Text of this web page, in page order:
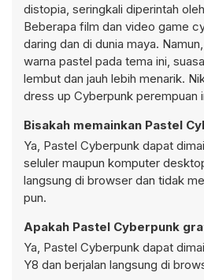
distopia, seringkali diperintah
Beberapa film dan video game
daring dan di dunia maya.
warna pastel pada tema ini,
lembut dan jauh lebih menarik.
dress up Cyberpunk perempuan
Bisakah memainkan Pastel
Ya, Pastel Cyberpunk dapat
seluler maupun komputer
langsung di browser dan tidak
pun.
Apakah Pastel Cyberpunk
Ya, Pastel Cyberpunk dapat
Y8 dan berjalan langsung di